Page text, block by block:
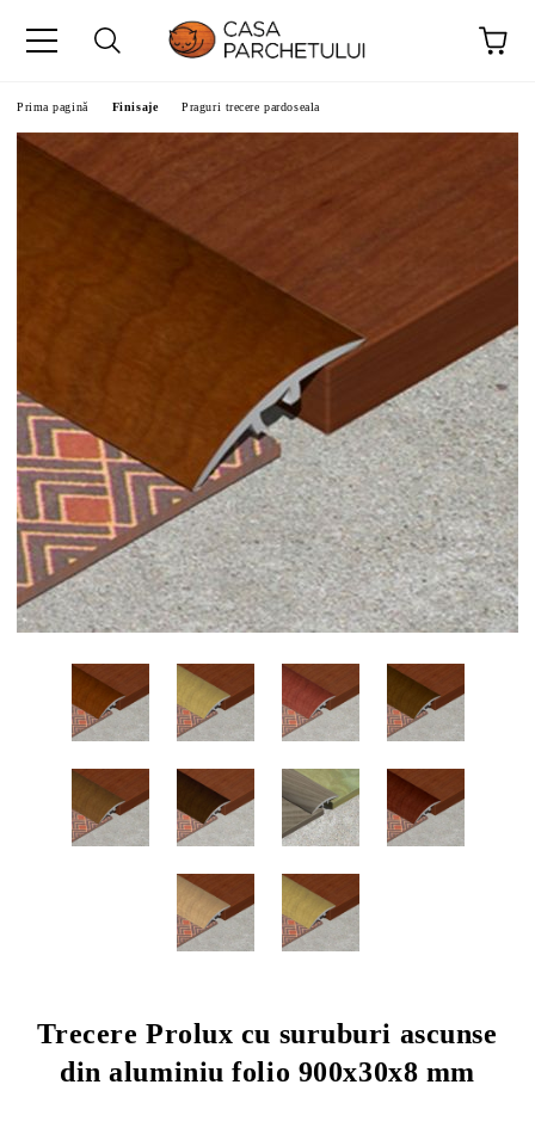
Prima pagină Finisaje Praguri trecere pardoseala
Trecere Prolux cu suruburi ascunse
din aluminiu folio 900x30x8 mm